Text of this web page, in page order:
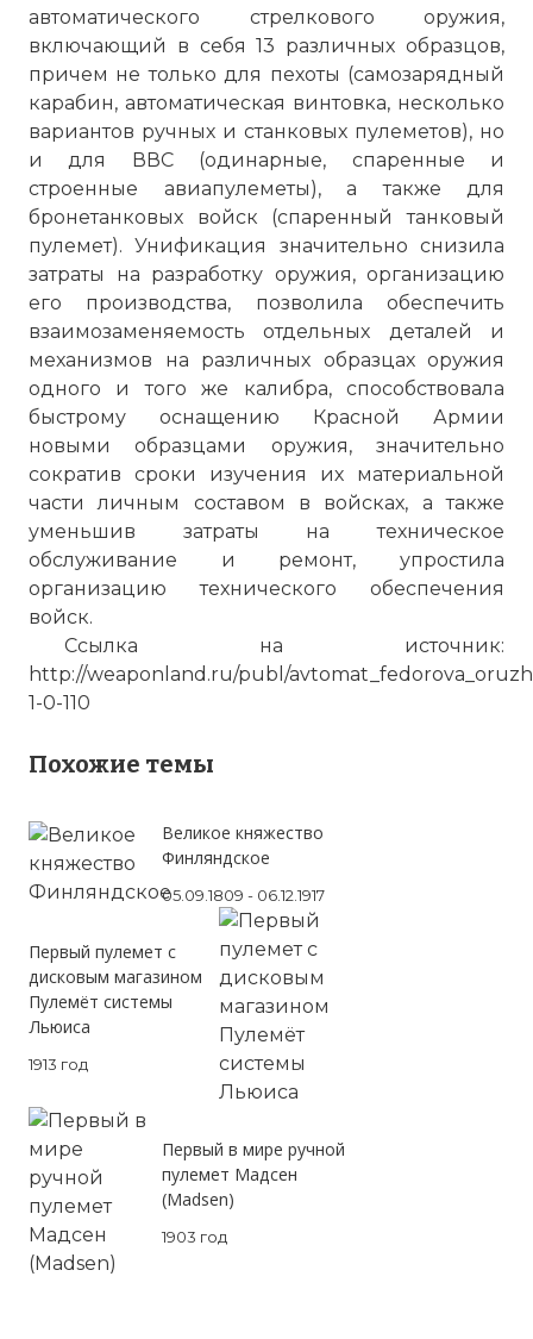
автоматического стрелкового оружия,
включающий в себя 13 различных образцов,
причем не только для пехоты (самозарядный
карабин, автоматическая винтовка, несколько
вариантов ручных и станковых пулеметов), но
и для ВВС (одинарные, спаренные и
строенные авиапулеметы), а также для
бронетанковых войск (спаренный танковый
пулемет). Унификация значительно снизила
затраты на разработку оружия, организацию
его производства, позволила обеспечить
взаимозаменяемость отдельных деталей и
механизмов на различных образцах оружия
одного и того же калибра, способствовала
быстрому оснащению Красной Армии
новыми образцами оружия, значительно
сократив сроки изучения их материальной
части личным составом в войсках, а также
уменьшив затраты на техническое
обслуживание и ремонт, упростила
организацию технического обеспечения
войск.
Ссылка на источник:
http://weaponland.ru/publ/
1-0-110
Похожие темы
Великое княжество
Финляндское
05.09.1809 - 06.12.1917
Первый пулемет с
дисковым магазином
Пулемёт системы
Льюиса
1913 год
Первый в мире ручной
пулемет Мадсен
(Madsen)
1903 год